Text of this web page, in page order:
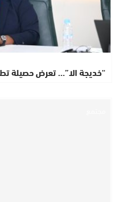
“خديجة الا”… تعرض حصيلة